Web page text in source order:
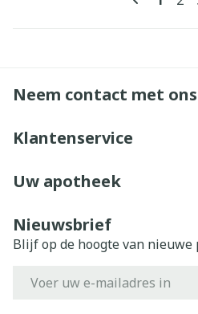
Neem contact met
Klantenservice
Uw apotheek
Nieuwsbrief
Blijf op de hoogte van